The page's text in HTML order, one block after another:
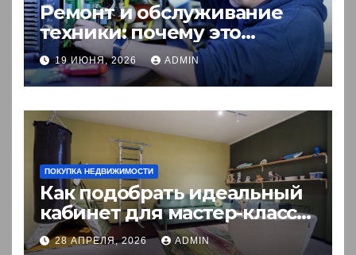
Ремонт и обслуживание
техники: почему это
выгоднее покупки новой?
19 ИЮНЯ, 2026 ADMIN
ПОКУПКА НЕДВИЖИМОСТИ
Как подобрать идеальный
кабинет для мастер-класса:
пошаговый гид
28 АПРЕЛЯ, 2026 ADMIN